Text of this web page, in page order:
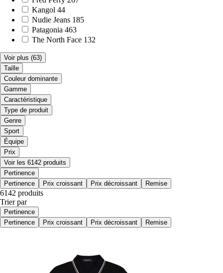
Kangol 44
Nudie Jeans 185
Patagonia 463
The North Face 132
Voir plus (63)
Taille
Couleur dominante
Gamme
Caractéristique
Type de produit
Genre
Sport
Équipe
Prix
Voir les 6142 produits
Pertinence
Pertinence
Prix croissant Prix décroissant Remise
6142 produits
Trier par
Pertinence
Pertinence
Prix croissant Prix décroissant Remise